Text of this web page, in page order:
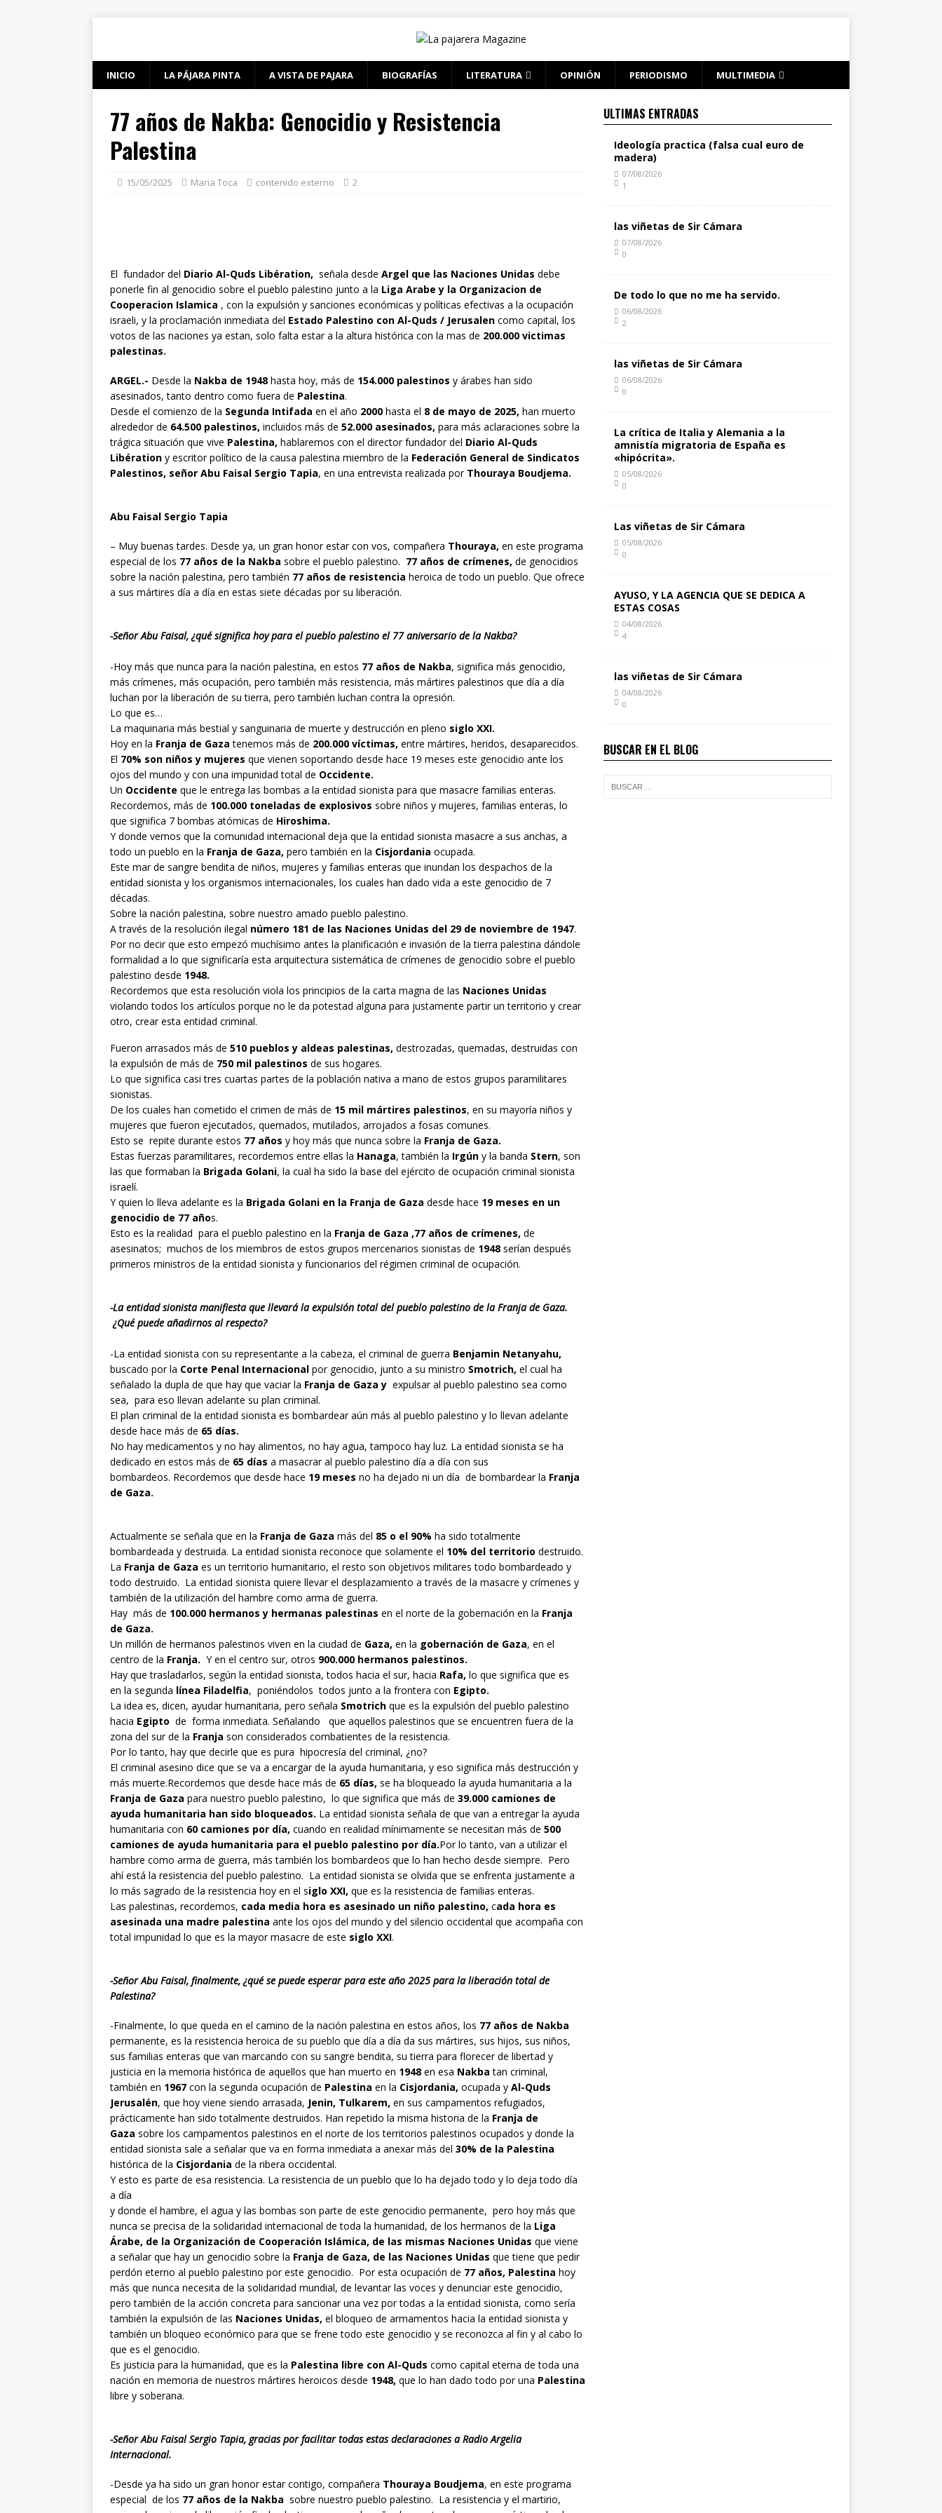
INICIO LA PÁJARA PINTA A VISTA DE PAJARA BIOGRAFÍAS LITERATURA OPINIÓN PERIODISMO MULTIMEDIA
77 años de Nakba: Genocidio y Resistencia
Palestina
15/05/2025 Maria Toca contenido externo 2
El fundador del Diario Al-Quds Libération, señala desde Argel que las Naciones Unidas debe
ponerle fin al genocidio sobre el pueblo palestino junto a la Liga Arabe y la Organizacion de
Cooperacion Islamica , con la expulsión y sanciones económicas y políticas efectivas a la ocupación
israeli, y la proclamación inmediata del Estado Palestino con Al-Quds / Jerusalen como capital, los
votos de las naciones ya estan, solo falta estar a la altura histórica con la mas de 200.000 victimas
palestinas.
ARGEL.- Desde la Nakba de 1948 hasta hoy, más de 154.000 palestinos y árabes han sido
asesinados, tanto dentro como fuera de Palestina.
Desde el comienzo de la Segunda Intifada en el año 2000 hasta el 8 de mayo de 2025, han muerto
alrededor de 64.500 palestinos, incluidos más de 52.000 asesinados, para más aclaraciones sobre la
trágica situación que vive Palestina, hablaremos con el director fundador del Diario Al-Quds
Libération y escritor político de la causa palestina miembro de la Federación General de Sindicatos
Palestinos, señor Abu Faisal Sergio Tapia, en una entrevista realizada por Thouraya Boudjema.
Abu Faisal Sergio Tapia
– Muy buenas tardes. Desde ya, un gran honor estar con vos, compañera Thouraya, en este programa
especial de los 77 años de la Nakba sobre el pueblo palestino. 77 años de crímenes, de genocidios
sobre la nación palestina, pero también 77 años de resistencia heroica de todo un pueblo. Que ofrece
a sus mártires día a día en estas siete décadas por su liberación.
-Señor Abu Faisal, ¿qué significa hoy para el pueblo palestino el 77 aniversario de la Nakba?
-Hoy más que nunca para la nación palestina, en estos 77 años de Nakba, significa más genocidio,
más crímenes, más ocupación, pero también más resistencia, más mártires palestinos que día a día
luchan por la liberación de su tierra, pero también luchan contra la opresión.
Lo que es…
La maquinaria más bestial y sanguinaria de muerte y destrucción en pleno siglo XXI.
Hoy en la Franja de Gaza tenemos más de 200.000 víctimas, entre mártires, heridos, desaparecidos.
El 70% son niños y mujeres que vienen soportando desde hace 19 meses este genocidio ante los
ojos del mundo y con una impunidad total de Occidente.
Un Occidente que le entrega las bombas a la entidad sionista para que masacre familias enteras.
Recordemos, más de 100.000 toneladas de explosivos sobre niños y mujeres, familias enteras, lo
que significa 7 bombas atómicas de Hiroshima.
Y donde vemos que la comunidad internacional deja que la entidad sionista masacre a sus anchas, a
todo un pueblo en la Franja de Gaza, pero también en la Cisjordania ocupada.
Este mar de sangre bendita de niños, mujeres y familias enteras que inundan los despachos de la
entidad sionista y los organismos internacionales, los cuales han dado vida a este genocidio de 7
décadas.
Sobre la nación palestina, sobre nuestro amado pueblo palestino.
A través de la resolución ilegal número 181 de las Naciones Unidas del 29 de noviembre de 1947.
Por no decir que esto empezó muchísimo antes la planificación e invasión de la tierra palestina dándole
formalidad a lo que significaría esta arquitectura sistemática de crímenes de genocidio sobre el pueblo
palestino desde 1948.
Recordemos que esta resolución viola los principios de la carta magna de las Naciones Unidas
violando todos los artículos porque no le da potestad alguna para justamente partir un territorio y crear
otro, crear esta entidad criminal.
Fueron arrasados más de 510 pueblos y aldeas palestinas, destrozadas, quemadas, destruidas con
la expulsión de más de 750 mil palestinos de sus hogares.
Lo que significa casi tres cuartas partes de la población nativa a mano de estos grupos paramilitares
sionistas.
De los cuales han cometido el crimen de más de 15 mil mártires palestinos, en su mayoría niños y
mujeres que fueron ejecutados, quemados, mutilados, arrojados a fosas comunes.
Esto se repite durante estos 77 años y hoy más que nunca sobre la Franja de Gaza.
Estas fuerzas paramilitares, recordemos entre ellas la Hanaga, también la Irgún y la banda Stern, son
las que formaban la Brigada Golani, la cual ha sido la base del ejército de ocupación criminal sionista
israelí.
Y quien lo lleva adelante es la Brigada Golani en la Franja de Gaza desde hace 19 meses en un
genocidio de 77 años.
Esto es la realidad para el pueblo palestino en la Franja de Gaza ,77 años de crímenes, de
asesinatos; muchos de los miembros de estos grupos mercenarios sionistas de 1948 serían después
primeros ministros de la entidad sionista y funcionarios del régimen criminal de ocupación.
-La entidad sionista manifiesta que llevará la expulsión total del pueblo palestino de la Franja de Gaza.
¿Qué puede añadirnos al respecto?
-La entidad sionista con su representante a la cabeza, el criminal de guerra Benjamin Netanyahu,
buscado por la Corte Penal Internacional por genocidio, junto a su ministro Smotrich, el cual ha
señalado la dupla de que hay que vaciar la Franja de Gaza y expulsar al pueblo palestino sea como
sea, para eso llevan adelante su plan criminal.
El plan criminal de la entidad sionista es bombardear aún más al pueblo palestino y lo llevan adelante
desde hace más de 65 días.
No hay medicamentos y no hay alimentos, no hay agua, tampoco hay luz. La entidad sionista se ha
dedicado en estos más de 65 días a masacrar al pueblo palestino día a día con sus
bombardeos. Recordemos que desde hace 19 meses no ha dejado ni un día de bombardear la Franja
de Gaza.
Actualmente se señala que en la Franja de Gaza más del 85 o el 90% ha sido totalmente
bombardeada y destruida. La entidad sionista reconoce que solamente el 10% del territorio destruido.
La Franja de Gaza es un territorio humanitario, el resto son objetivos militares todo bombardeado y
todo destruido. La entidad sionista quiere llevar el desplazamiento a través de la masacre y crímenes y
también de la utilización del hambre como arma de guerra.
Hay más de 100.000 hermanos y hermanas palestinas en el norte de la gobernación en la Franja
de Gaza.
Un millón de hermanos palestinos viven en la ciudad de Gaza, en la gobernación de Gaza, en el
centro de la Franja. Y en el centro sur, otros 900.000 hermanos palestinos.
Hay que trasladarlos, según la entidad sionista, todos hacia el sur, hacia Rafa, lo que significa que es
en la segunda línea Filadelfia, poniéndolos todos junto a la frontera con Egipto.
La idea es, dicen, ayudar humanitaria, pero señala Smotrich que es la expulsión del pueblo palestino
hacia Egipto de forma inmediata. Señalando que aquellos palestinos que se encuentren fuera de la
zona del sur de la Franja son considerados combatientes de la resistencia.
Por lo tanto, hay que decirle que es pura hipocresía del criminal, ¿no?
El criminal asesino dice que se va a encargar de la ayuda humanitaria, y eso significa más destrucción y
más muerte.Recordemos que desde hace más de 65 días, se ha bloqueado la ayuda humanitaria a la
Franja de Gaza para nuestro pueblo palestino, lo que significa que más de 39.000 camiones de
ayuda humanitaria han sido bloqueados. La entidad sionista señala de que van a entregar la ayuda
humanitaria con 60 camiones por día, cuando en realidad mínimamente se necesitan más de 500
camiones de ayuda humanitaria para el pueblo palestino por día.Por lo tanto, van a utilizar el
hambre como arma de guerra, más también los bombardeos que lo han hecho desde siempre. Pero
ahí está la resistencia del pueblo palestino. La entidad sionista se olvida que se enfrenta justamente a
lo más sagrado de la resistencia hoy en el siglo XXI, que es la resistencia de familias enteras.
Las palestinas, recordemos, cada media hora es asesinado un niño palestino, cada hora es
asesinada una madre palestina ante los ojos del mundo y del silencio occidental que acompaña con
total impunidad lo que es la mayor masacre de este siglo XXI.
-Señor Abu Faisal, finalmente, ¿qué se puede esperar para este año 2025 para la liberación total de
Palestina?
-Finalmente, lo que queda en el camino de la nación palestina en estos años, los 77 años de Nakba
permanente, es la resistencia heroica de su pueblo que día a día da sus mártires, sus hijos, sus niños,
sus familias enteras que van marcando con su sangre bendita, su tierra para florecer de libertad y
justicia en la memoria histórica de aquellos que han muerto en 1948 en esa Nakba tan criminal,
también en 1967 con la segunda ocupación de Palestina en la Cisjordania, ocupada y Al-Quds
Jerusalén, que hoy viene siendo arrasada, Jenin, Tulkarem, en sus campamentos refugiados,
prácticamente han sido totalmente destruidos. Han repetido la misma historia de la Franja de
Gaza sobre los campamentos palestinos en el norte de los territorios palestinos ocupados y donde la
entidad sionista sale a señalar que va en forma inmediata a anexar más del 30% de la Palestina
histórica de la Cisjordania de la ribera occidental.
Y esto es parte de esa resistencia. La resistencia de un pueblo que lo ha dejado todo y lo deja todo día
a día
y donde el hambre, el agua y las bombas son parte de este genocidio permanente, pero hoy más que
nunca se precisa de la solidaridad internacional de toda la humanidad, de los hermanos de la Liga
Árabe, de la Organización de Cooperación Islámica, de las mismas Naciones Unidas que viene
a señalar que hay un genocidio sobre la Franja de Gaza, de las Naciones Unidas que tiene que pedir
perdón eterno al pueblo palestino por este genocidio. Por esta ocupación de 77 años, Palestina hoy
más que nunca necesita de la solidaridad mundial, de levantar las voces y denunciar este genocidio,
pero también de la acción concreta para sancionar una vez por todas a la entidad sionista, como sería
también la expulsión de las Naciones Unidas, el bloqueo de armamentos hacia la entidad sionista y
también un bloqueo económico para que se frene todo este genocidio y se reconozca al fin y al cabo lo
que es el genocidio.
Es justicia para la humanidad, que es la Palestina libre con Al-Quds como capital eterna de toda una
nación en memoria de nuestros mártires heroicos desde 1948, que lo han dado todo por una Palestina
libre y soberana.
-Señor Abu Faisal Sergio Tapia, gracias por facilitar todas estas declaraciones a Radio Argelia
Internacional.
-Desde ya ha sido un gran honor estar contigo, compañera Thouraya Boudjema, en este programa
especial de los 77 años de la Nakba sobre nuestro pueblo palestino. La resistencia y el martirio,
ULTIMAS ENTRADAS
Ideología practica (falsa cual euro de
madera)
07/08/2026
1
las viñetas de Sir Cámara
07/08/2026
0
De todo lo que no me ha servido.
06/08/2026
2
las viñetas de Sir Cámara
06/08/2026
0
La crítica de Italia y Alemania a la
amnistía migratoria de España es
«hipócrita».
05/08/2026
0
Las viñetas de Sir Cámara
05/08/2026
0
AYUSO, Y LA AGENCIA QUE SE DEDICA A
ESTAS COSAS
04/08/2026
4
las viñetas de Sir Cámara
04/08/2026
0
BUSCAR EN EL BLOG